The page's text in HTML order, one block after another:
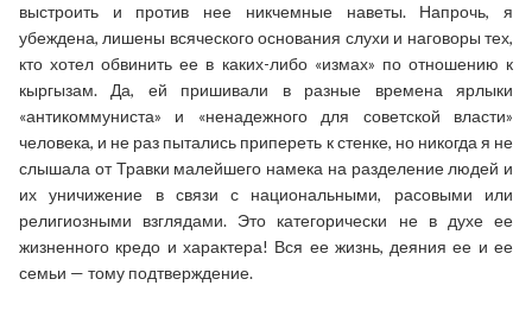
выстроить и против нее никчемные наветы. Напрочь, я
убеждена, лишены всяческого основания слухи и наговоры тех,
кто хотел обвинить ее в каких-либо «измах» по отношению к
кыргызам. Да, ей пришивали в разные времена ярлыки
«антикоммуниста» и «ненадежного для советской власти»
человека, и не раз пытались припереть к стенке, но никогда я не
слышала от Травки малейшего намека на разделение людей и
их уничижение в связи с национальными, расовыми или
религиозными взглядами. Это категорически не в духе ее
жизненного кредо и характера! Вся ее жизнь, деяния ее и ее
семьи — тому подтверждение.